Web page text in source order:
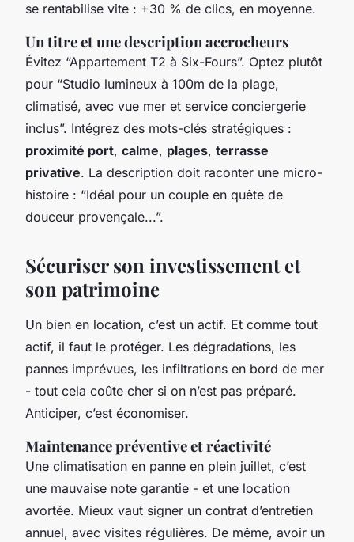
se rentabilise vite : +30 % de clics, en moyenne.
Un titre et une description accrocheurs
Évitez “Appartement T2 à Six-Fours”. Optez plutôt
pour “Studio lumineux à 100m de la plage,
climatisé, avec vue mer et service conciergerie
inclus”. Intégrez des mots-clés stratégiques :
proximité port, calme, plages, terrasse
privative. La description doit raconter une micro-
histoire : “Idéal pour un couple en quête de
douceur provençale...”.
Sécuriser son investissement et
son patrimoine
Un bien en location, c’est un actif. Et comme tout
actif, il faut le protéger. Les dégradations, les
pannes imprévues, les infiltrations en bord de mer
- tout cela coûte cher si on n’est pas préparé.
Anticiper, c’est économiser.
Maintenance préventive et réactivité
Une climatisation en panne en plein juillet, c’est
une mauvaise note garantie - et une location
avortée. Mieux vaut signer un contrat d’entretien
annuel, avec visites régulières. De même, avoir un